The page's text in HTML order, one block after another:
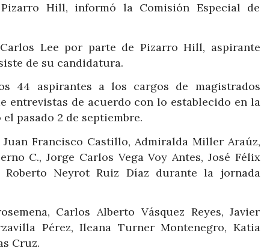
Hill, informó la Comisión Especial de
Lee por parte de Pizarro Hill, aspirante
de su candidatura.
44 aspirantes a los cargos de magistrados
entrevistas de acuerdo con lo establecido en la
pasado 2 de septiembre.
Francisco Castillo, Admiralda Miller Araúz,
C., Jorge Carlos Vega Voy Antes, José Félix
Roberto Neyrot Ruiz Díaz durante la jornada
Carlos Alberto Vásquez Reyes, Javier
Pérez, Ileana Turner Montenegro, Katia
Cruz.